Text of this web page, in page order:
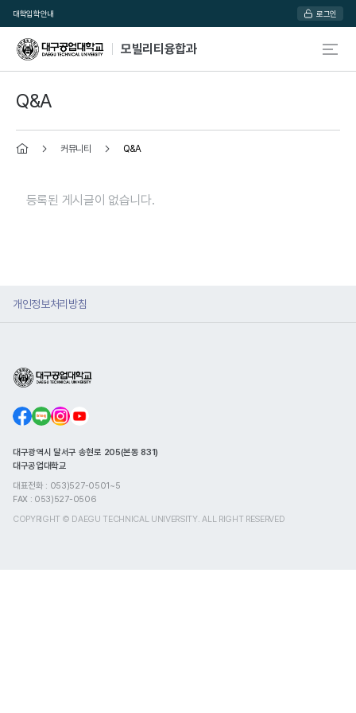
대학입학안내 로그인
모빌리티융합과
Q&A
커뮤니티 Q&A
등록된 게시글이 없습니다.
개인정보처리방침
대구광역시 달서구 송현로 205(본동 831)
대구공업대학교
대표전화 : 053)527-0501~5
FAX : 053)527-0506
COPYRIGHT © DAEGU TECHNICAL UNIVERSITY. ALL RIGHT RESERVED